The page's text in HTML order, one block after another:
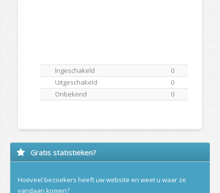
Ingeschakeld
0
Uitgeschakeld
0
Onbekend
0
Gratis statistieken?
Hoeveel bezoekers heeft uw website en weet u waar ze
vandaan komen?